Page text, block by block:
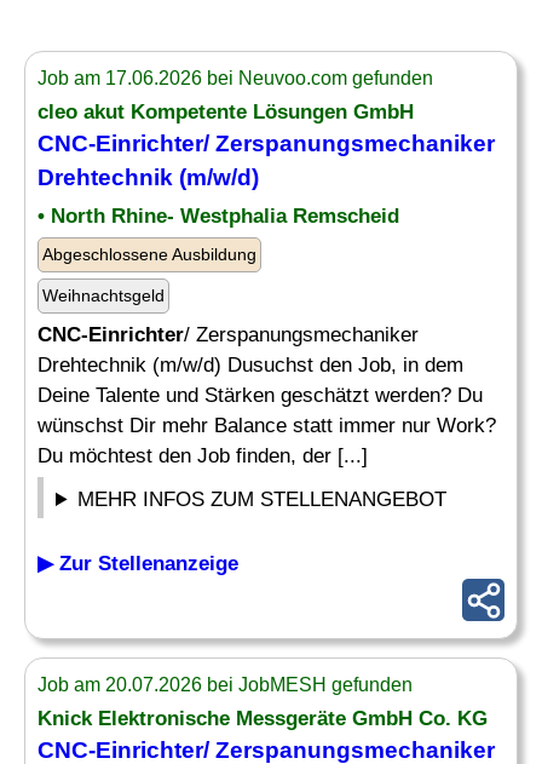
Job am 17.06.2026 bei Neuvoo.com gefunden
cleo akut Kompetente Lösungen GmbH
CNC-Einrichter/ Zerspanungsmechaniker
Drehtechnik (m/w/d)
• North Rhine- Westphalia Remscheid
Abgeschlossene Ausbildung
Weihnachtsgeld
CNC-Einrichter/ Zerspanungsmechaniker
Drehtechnik (m/w/d) Dusuchst den Job, in dem
Deine Talente und Stärken geschätzt werden? Du
wünschst Dir mehr Balance statt immer nur Work?
Du möchtest den Job finden, der [...]
MEHR INFOS ZUM STELLENANGEBOT
▶ Zur Stellenanzeige
Job am 20.07.2026 bei JobMESH gefunden
Knick Elektronische Messgeräte GmbH Co. KG
CNC-Einrichter/ Zerspanungsmechaniker